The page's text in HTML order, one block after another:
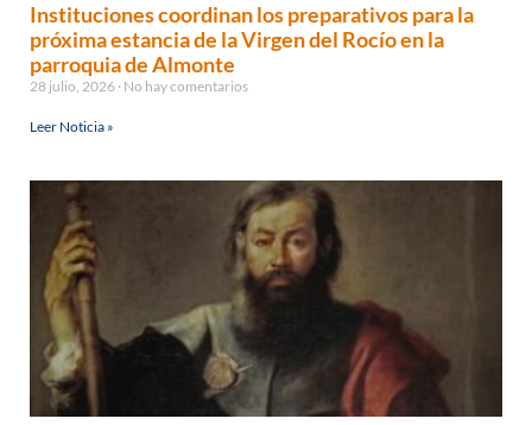
Instituciones coordinan los preparativos para la
próxima estancia de la Virgen del Rocío en la
parroquia de Almonte
28 julio, 2026 No hay comentarios
Leer Noticia »